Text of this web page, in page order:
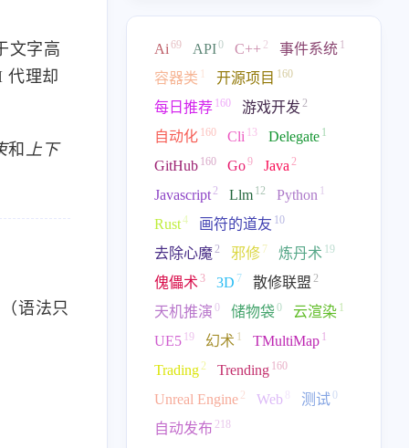
文字高
代理却
和 上下
语法只
Ai 69 API0 C++ 2 事件系统 1
容器类 1 开源项目 160
每日推荐 160 游戏开发 2
自动化 160 Cli 13 Delegate 1
GitHub 160 Go9 Java 2
Javascript 2 Llm 12 Python 1
Rust4 画符的道友 10
去除心魔 2 邪修 7 炼丹术 19
傀儡术3 3D 7 散修联盟 2
天机推演 0 储物袋0 云渲染 1
UE5 19 幻术 1 TMultiMap 1
Trading 2 Trending 160
Unreal Engine 2 Web 8 测试0
自动发布 218